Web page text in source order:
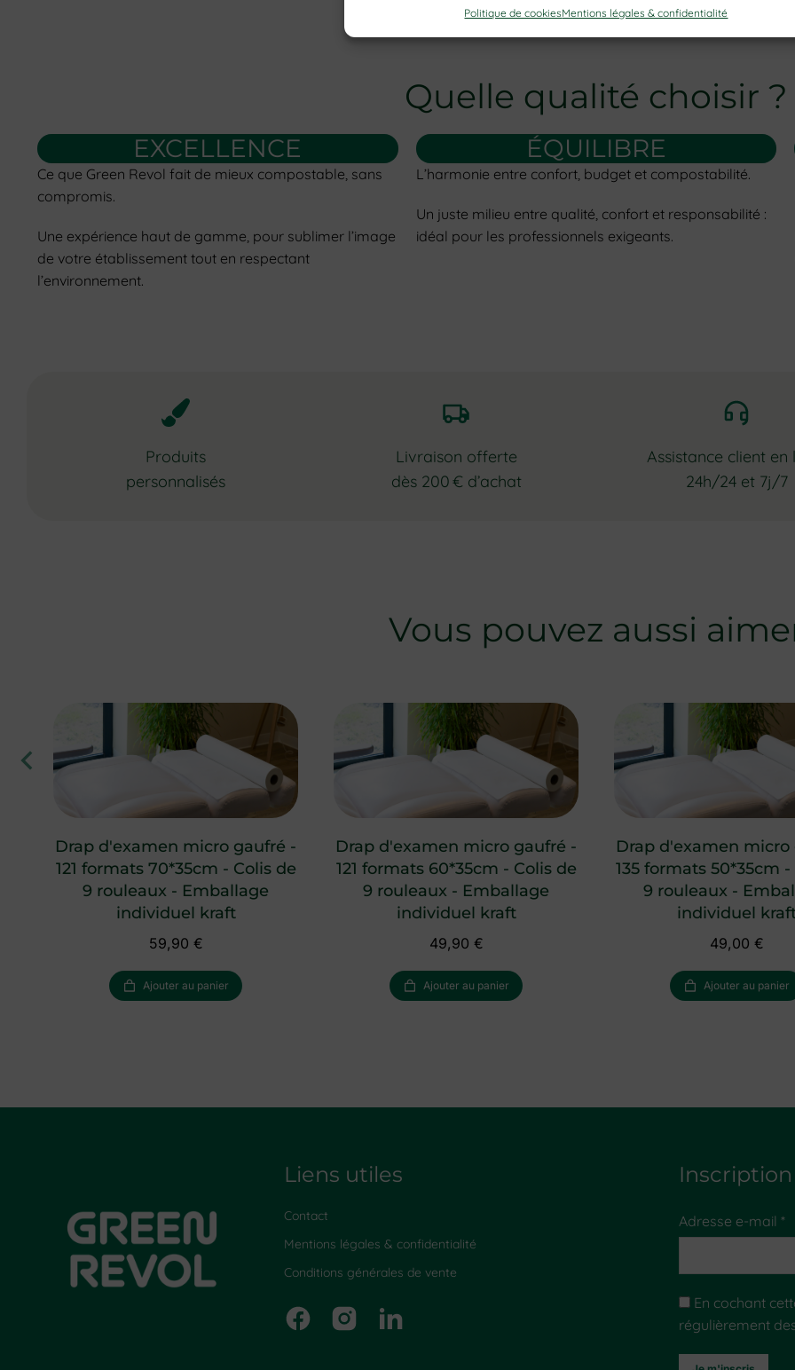
Politique de cookiesMentions légales & confidentialité
Quelle qualité choisir ?
EXCELLENCE
Ce que Green Revol fait de mieux compostable, sans
compromis.
Une expérience haut de gamme, pour sublimer l’image
de votre établissement tout en respectant
l’environnement.
ÉQUILIBRE
L’harmonie entre confort, budget et compostabilité.
Un juste milieu entre qualité, confort et responsabilité :
idéal pour les professionnels exigeants.
Produits
personnalisés
Livraison offerte
dès 200 € d’achat
Assistance client en
24h/24 et 7j/7
Vous pouvez aussi
Drap d'examen micro gaufré -
121 formats 70*35cm - Colis de
9 rouleaux - Emballage
individuel kraft
59,90 €
Ajouter au panier
Drap d'examen micro gaufré -
121 formats 60*35cm - Colis de
9 rouleaux - Emballage
individuel kraft
49,90 €
Ajouter au panier
Drap d'examen micro
135 formats 50*35cm -
9 rouleaux -
individuel
49,00 €
Ajouter au panier
Liens utiles
Contact
Mentions légales & confidentialité
Conditions générales de vente
Adresse e-mail *
En cochant
régulièrement